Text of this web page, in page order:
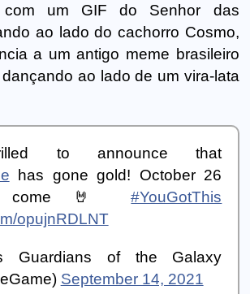
com um GIF do Senhor das
ao lado do cachorro Cosmo,
a um antigo meme brasileiro
ao lado de um vira-lata
to announce that
has gone gold! October 26
come 🤘#YouGotThis
opujnRDLNT
Guardians of the Galaxy
September 14, 2021